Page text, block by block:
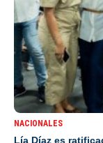
NACIONALES
Lía Díaz es